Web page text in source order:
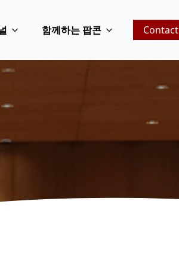
함께하는 팝콘 Contact